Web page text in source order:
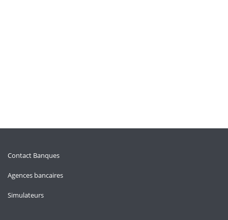
Contact Banques
Agences bancaires
Simulateurs